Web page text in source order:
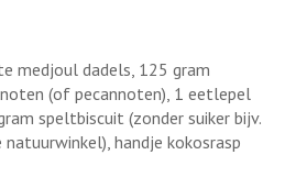
medjoul dadels, 125 gram
(of pecannoten), 1 eetlepel
speltbiscuit (zonder suiker bijv.
handje kokosrasp